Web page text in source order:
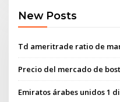
New Posts
Td ameritrade ratio de
Precio del mercado de
Emiratos árabes unidos 1